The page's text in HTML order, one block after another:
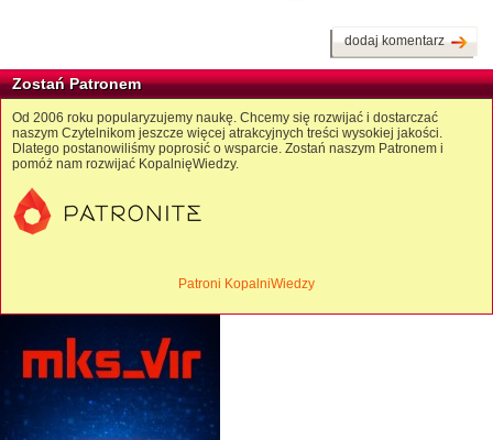
dodaj komentarz
Zostań Patronem
Od 2006 roku popularyzujemy naukę. Chcemy się rozwijać i dostarczać
naszym Czytelnikom jeszcze więcej atrakcyjnych treści wysokiej jakości.
Dlatego postanowiliśmy poprosić o wsparcie. Zostań naszym Patronem i
pomóż nam rozwijać KopalnięWiedzy.
Patroni KopalniWiedzy